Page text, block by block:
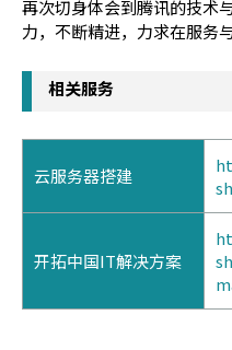
再次切身体会到腾讯的技术
力，不断精进，力求在服务
相关服务
云服务器搭建
开拓中国IT解决方案